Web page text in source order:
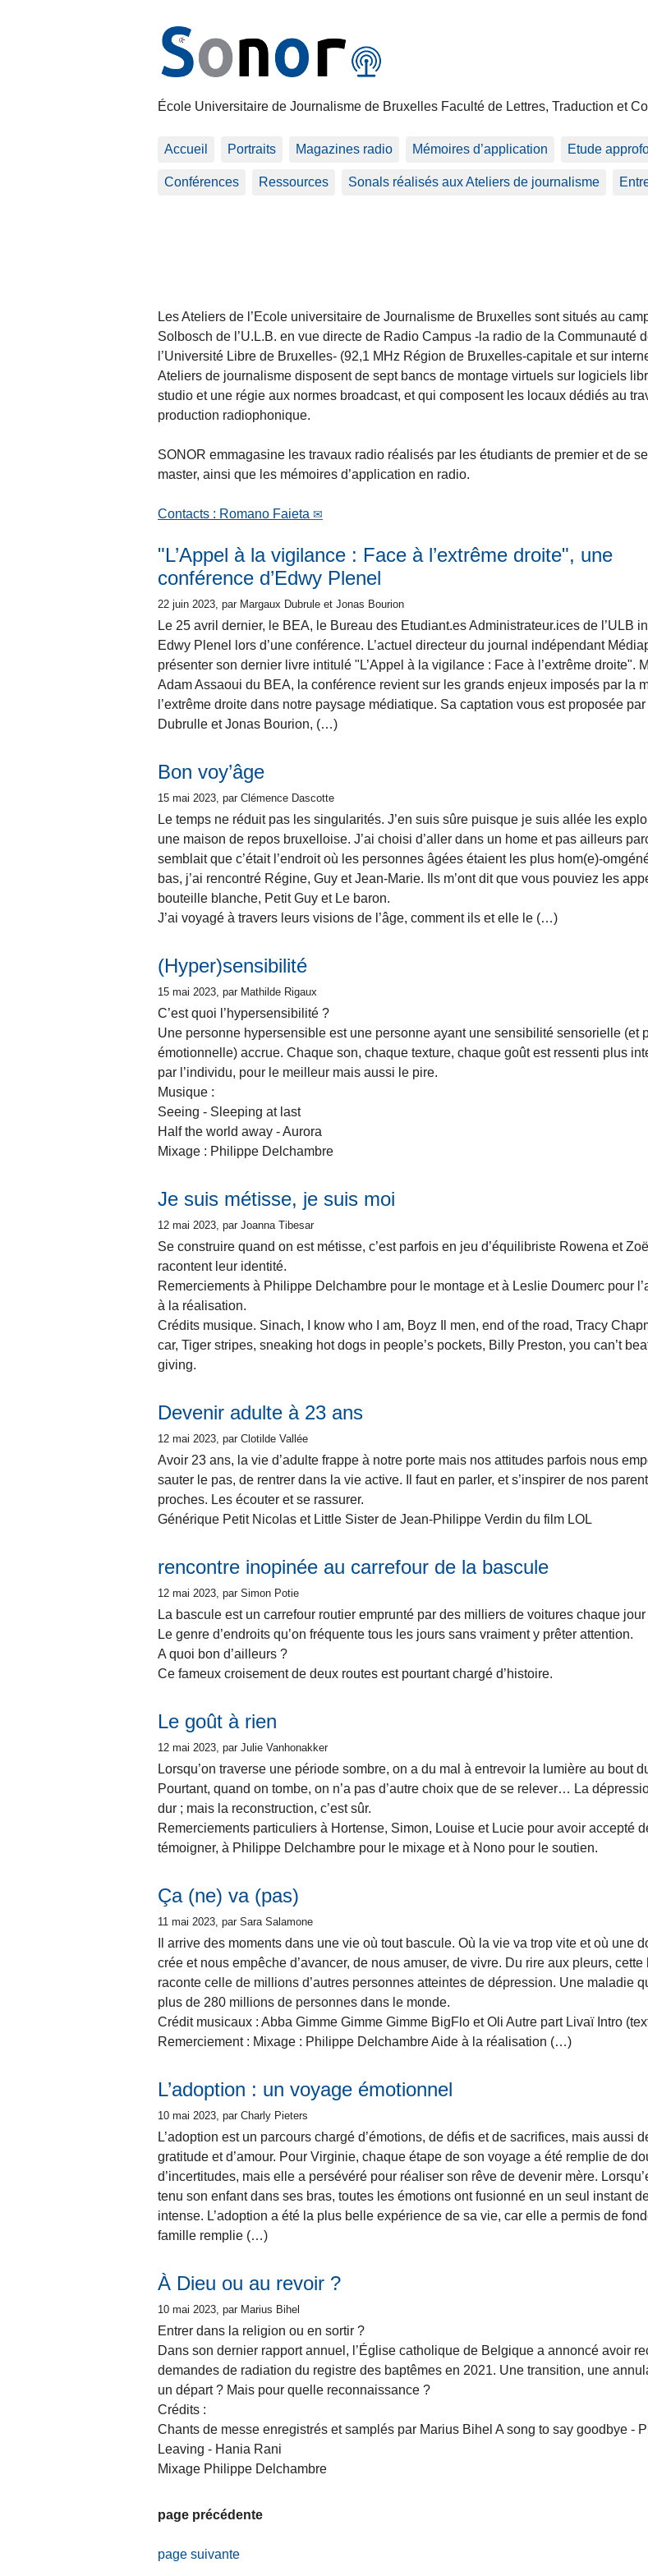
École Universitaire de Journalisme de Bruxelles Faculté de Lettres, Traduction et
Accueil Portraits Magazines radio Mémoires d’application Etude
Conférences Ressources Sonals réalisés aux Ateliers de journalisme
Les Ateliers de l’Ecole universitaire de Journalisme de Bruxelles sont situés au
Solbosch de l’U.L.B. en vue directe de Radio Campus -la radio de la Communauté
l’Université Libre de Bruxelles- (92,1 MHz Région de Bruxelles-capitale et sur
Ateliers de journalisme disposent de sept bancs de montage virtuels sur logiciels
studio et une régie aux normes broadcast, et qui composent les locaux dédiés au
production radiophonique.
SONOR emmagasine les travaux radio réalisés par les étudiants de premier et de
master, ainsi que les mémoires d’application en radio.
Contacts : Romano Faieta
"L’Appel à la vigilance : Face à l’extrême droite", une
conférence d’Edwy Plenel
22 juin 2023 , par Margaux Dubrule et Jonas Bourion
Le 25 avril dernier, le BEA, le Bureau des Etudiant.es Administrateur.ices de l’ULB
Edwy Plenel lors d’une conférence. L’actuel directeur du journal indépendant
présenter son dernier livre intitulé "L’Appel à la vigilance : Face à l’extrême droite".
Adam Assaoui du BEA, la conférence revient sur les grands enjeux imposés par la
l’extrême droite dans notre paysage médiatique. Sa captation vous est proposée
Dubrulle et Jonas Bourion, (…)
Bon voy’âge
15 mai 2023 , par Clémence Dascotte
Le temps ne réduit pas les singularités. J’en suis sûre puisque je suis allée les
une maison de repos bruxelloise. J’ai choisi d’aller dans un home et pas ailleurs
semblait que c’était l’endroit où les personnes âgées étaient les plus hom(e)-
bas, j’ai rencontré Régine, Guy et Jean-Marie. Ils m’ont dit que vous pouviez les
bouteille blanche, Petit Guy et Le baron.
J’ai voyagé à travers leurs visions de l’âge, comment ils et elle le (…)
(Hyper)sensibilité
15 mai 2023 , par Mathilde Rigaux
C’est quoi l’hypersensibilité ?
Une personne hypersensible est une personne ayant une sensibilité sensorielle (et
émotionnelle) accrue. Chaque son, chaque texture, chaque goût est ressenti plus
par l’individu, pour le meilleur mais aussi le pire.
Musique :
Seeing - Sleeping at last
Half the world away - Aurora
Mixage : Philippe Delchambre
Je suis métisse, je suis moi
12 mai 2023 , par Joanna Tibesar
Se construire quand on est métisse, c’est parfois en jeu d’équilibriste Rowena et
racontent leur identité.
Remerciements à Philippe Delchambre pour le montage et à Leslie Doumerc pour
à la réalisation.
Crédits musique. Sinach, I know who I am, Boyz Il men, end of the road, Tracy
car, Tiger stripes, sneaking hot dogs in people’s pockets, Billy Preston, you can’t
giving.
Devenir adulte à 23 ans
12 mai 2023 , par Clotilde Vallée
Avoir 23 ans, la vie d’adulte frappe à notre porte mais nos attitudes parfois nous
sauter le pas, de rentrer dans la vie active. Il faut en parler, et s’inspirer de nos
proches. Les écouter et se rassurer.
Générique Petit Nicolas et Little Sister de Jean-Philippe Verdin du film LOL
rencontre inopinée au carrefour de la bascule
12 mai 2023 , par Simon Potie
La bascule est un carrefour routier emprunté par des milliers de voitures chaque jour
Le genre d’endroits qu’on fréquente tous les jours sans vraiment y prêter attention.
A quoi bon d’ailleurs ?
Ce fameux croisement de deux routes est pourtant chargé d’histoire.
Le goût à rien
12 mai 2023 , par Julie Vanhonakker
Lorsqu’on traverse une période sombre, on a du mal à entrevoir la lumière au bout
Pourtant, quand on tombe, on n’a pas d’autre choix que de se relever… La
dur ; mais la reconstruction, c’est sûr.
Remerciements particuliers à Hortense, Simon, Louise et Lucie pour avoir accepté
témoigner, à Philippe Delchambre pour le mixage et à Nono pour le soutien.
Ça (ne) va (pas)
11 mai 2023 , par Sara Salamone
Il arrive des moments dans une vie où tout bascule. Où la vie va trop vite et où une
crée et nous empêche d’avancer, de nous amuser, de vivre. Du rire aux pleurs, cette
raconte celle de millions d’autres personnes atteintes de dépression. Une maladie
plus de 280 millions de personnes dans le monde.
Crédit musicaux : Abba Gimme Gimme Gimme BigFlo et Oli Autre part Livaï Intro
Remerciement : Mixage : Philippe Delchambre Aide à la réalisation (…)
L’adoption : un voyage émotionnel
10 mai 2023 , par Charly Pieters
L’adoption est un parcours chargé d’émotions, de défis et de sacrifices, mais aussi
gratitude et d’amour. Pour Virginie, chaque étape de son voyage a été remplie de
d’incertitudes, mais elle a persévéré pour réaliser son rêve de devenir mère.
tenu son enfant dans ses bras, toutes les émotions ont fusionné en un seul instant
intense. L’adoption a été la plus belle expérience de sa vie, car elle a permis de
famille remplie (…)
À Dieu ou au revoir ?
10 mai 2023 , par Marius Bihel
Entrer dans la religion ou en sortir ?
Dans son dernier rapport annuel, l’Église catholique de Belgique a annoncé avoir
demandes de radiation du registre des baptêmes en 2021. Une transition, une
un départ ? Mais pour quelle reconnaissance ?
Crédits :
Chants de messe enregistrés et samplés par Marius Bihel A song to say goodbye -
Leaving - Hania Rani
Mixage Philippe Delchambre
page précédente
page suivante